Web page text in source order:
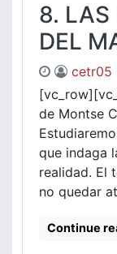
8. LAS
DEL
cetr05
de Montse
que indaga
realidad. El
no quedar
Continue